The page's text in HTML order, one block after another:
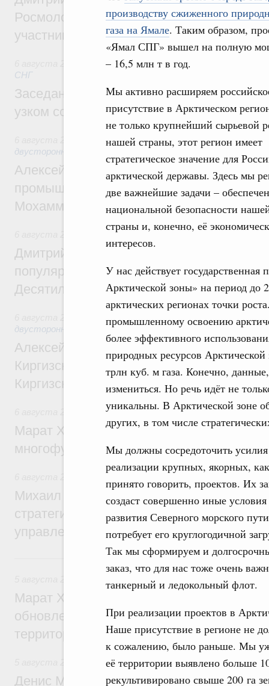
производству сжиженного
газа на Ямале. Таким образом,
«Ямал СПГ» вышел на полную
– 16,5 млн т в год.
Мы активно расширяем
присутствие в Арктическом
не только крупнейший сырьевой
нашей страны, этот регион имеет
стратегическое значение для
арктической державы. Здесь мы
две важнейшие задачи –
национальной безопасности
страны и, конечно, её
интересов.
У нас действует
Арктической зоны» на период до
арктических регионах точки
промышленному освоению
более эффективного
природных ресурсов
трлн куб. м газа. Конечно,
измениться. Но речь идёт не
уникальны. В Арктической зоне
других, в том числе
Мы должны сосредоточить
реализации крупных, якорных, как
принято говорить, проектов. Их
создаст совершенно иные условия
развития Северного морского
потребует его круглогодичной
Так мы сформируем и
заказ, что для нас тоже очень
танкерный и ледокольный флот.
При реализации проектов в
Наше присутствие в регионе не
к сожалению, было раньше. Мы
её территории выявлено больше
рекультивировано свыше 200 га
Росмолодёжи Григорий Гуров
участников проекта «Кольцо открытий»
Евразийский экономический союз.
СНГ
Заседание Евразийского
узком составе
Экономические отношения с
двусторонней основе
Алексей Оверчук провёл рабочую
промышленности, недропользования и
Мохаммадом Атабаком
Внутренний и въездной туризм
Дмитрий Чернышенко: Порядка 110
популярного туризма в 35 регионах
Десятилетия науки и технологий
двусторонней основе
Алексей Оверчук принял участие в
Киргизского экономического форума и
Киргизской межрегиональной
Дорожное хозяйство
Марат Хуснуллин: На двух скоростных
многофункциональные зоны дорожного
Михаил Мишустин дал поручения по
стратегической сессии о
управления научно-технологическим
5 августа, среда
Жилищно-коммунальное хозяйство
Марат Хуснуллин: Более 4,3 тыс.
обновлено в России при участии Фонда
территорий
Инструменты развития территорий.
Денис Мантуров провёл совещание по